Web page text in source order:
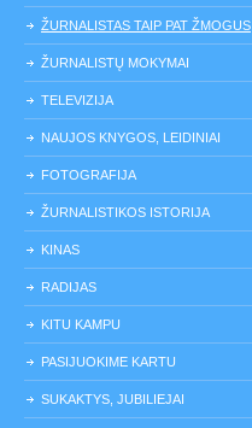
ŽURNALISTAS TAIP PAT ŽMOGUS
ŽURNALISTŲ MOKYMAI
TELEVIZIJA
NAUJOS KNYGOS, LEIDINIAI
FOTOGRAFIJA
ŽURNALISTIKOS ISTORIJA
KINAS
RADIJAS
KITU KAMPU
PASIJUOKIME KARTU
SUKAKTYS, JUBILIEJAI